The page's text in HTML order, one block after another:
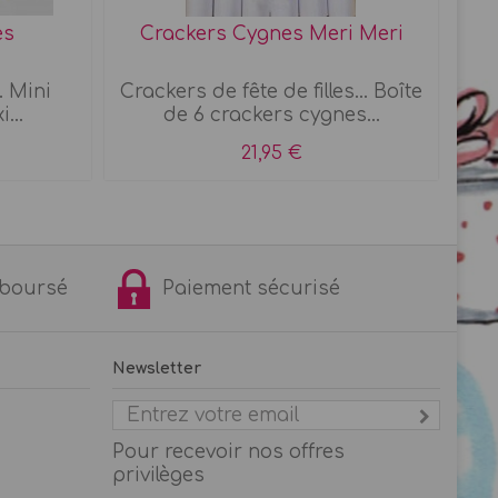
Mini
Crackers Cygnes Meri Meri
Crackers de fête de filles... Boîte
de 6 crackers cygnes...
21,95 €
Paiement sécurisé
Newsletter
Pour recevoir nos offres
privilèges